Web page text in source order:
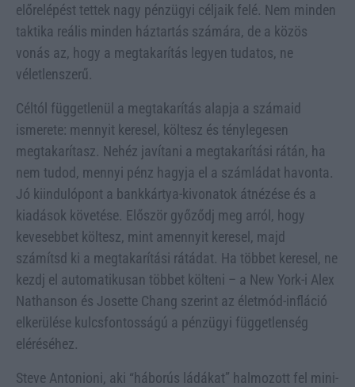
előrelépést tettek nagy pénzügyi céljaik felé. Nem minden
taktika reális minden háztartás számára, de a közös
vonás az, hogy a megtakarítás legyen tudatos, ne
véletlenszerű.
Céltól függetlenül a megtakarítás alapja a számaid
ismerete: mennyit keresel, költesz és ténylegesen
megtakarítasz. Nehéz javítani a megtakarítási rátán, ha
nem tudod, mennyi pénz hagyja el a számládat havonta.
Jó kiindulópont a bankkártya-kivonatok átnézése és a
kiadások követése. Először győződj meg arról, hogy
kevesebbet költesz, mint amennyit keresel, majd
számítsd ki a megtakarítási rátádat. Ha többet keresel, ne
kezdj el automatikusan többet költeni – a New York-i Alex
Nathanson és Josette Chang szerint az életmód-infláció
elkerülése kulcsfontosságú a pénzügyi függetlenség
eléréséhez.
Steve Antonioni, aki “háborús ládákat” halmozott fel mini-